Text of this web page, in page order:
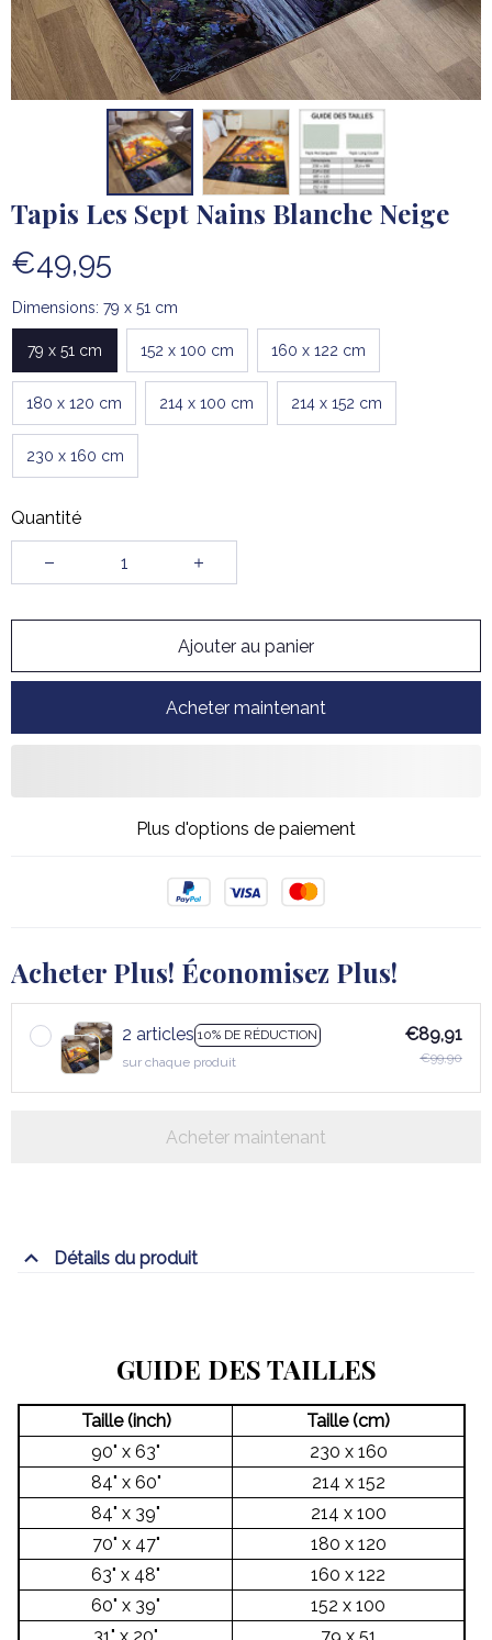
Tapis Les Sept Nains Blanche Neige
€49,95
Dimensions: 79 x 51 cm
79 x 51 cm 152 x 100 cm 160 x 122 cm
180 x 120 cm 214 x 100 cm 214 x 152 cm
230 x 160 cm
Quantité
Ajouter au panier
Acheter maintenant
Plus d'options de paiement
Acheter Plus! Économisez Plus!
2 articles 10% DE RÉDUCTION
sur chaque produit
€89,91
€99,90
Acheter maintenant
Détails du produit
GUIDE DES TAILLES
Taille (inch)
Taille (cm)
90" x 63"
230 x 160
84" x 60"
214 x 152
84" x 39"
214 x 100
70" x 47"
180 x 120
63" x 48"
160 x 122
60" x 39"
152 x 100